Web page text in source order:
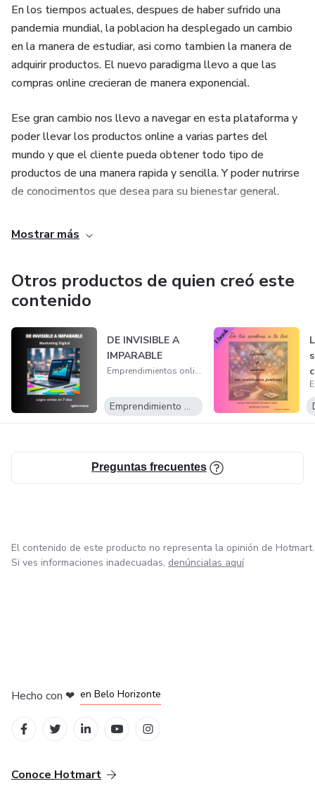
En los tiempos actuales, despues de haber sufrido una
pandemia mundial, la poblacion ha desplegado un cambio
en la manera de estudiar, asi como tambien la manera de
adquirir productos. El nuevo paradigma llevo a que las
compras online crecieran de manera exponencial.
Ese gran cambio nos llevo a navegar en esta plataforma y
poder llevar los productos online a varias partes del
mundo y que el cliente pueda obtener todo tipo de
productos de una manera rapida y sencilla. Y poder nutrirse
de conocimentos que desea para su bienestar general.
Mostrar más
Otros productos de quien creó este
contenido
DE INVISIBLE A
IMPARABLE
Emprendimientos online
Emprendimiento Digital
Preguntas frecuentes
El contenido de este producto no representa la opinión de Hotmart.
Si ves informaciones inadecuadas, denúncialas aquí
Hecho con ❤ en Belo Horizonte
Conoce Hotmart